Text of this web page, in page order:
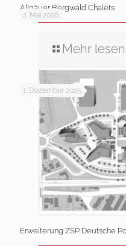
2. Mai 2026
Allgäuer Bergwald Chalets
Mehr lesen
1. Dezember 2025
Erweiterung ZSP Deutsche